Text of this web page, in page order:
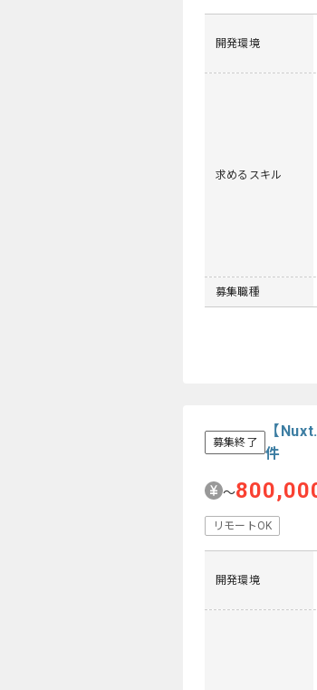
開発環境
求めるスキル
募集職種
募集終了
【
件
〜
リモートOK
開発環境